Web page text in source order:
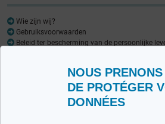
NOUS
DE PROTÉGER
DONNÉES
Wie zijn wij?
Gebruiksvoorwaarden
Beleid ter bescherming van de persoonlijke